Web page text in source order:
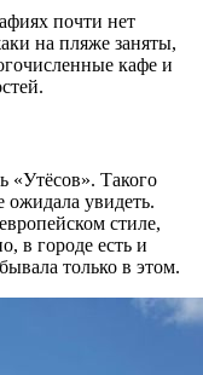
почти нет
на пляже заняты,
кафе и
«Утёсов». Такого
ожидала увидеть.
стиле,
в городе есть и
только в этом.